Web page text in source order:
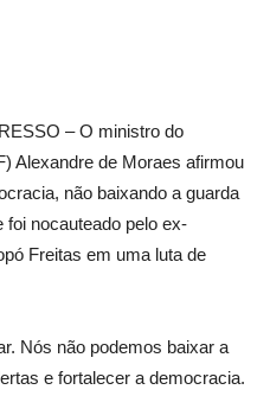
– O ministro do
Alexandre de Moraes afirmou
não baixando a guarda
nocauteado pelo ex-
Freitas em uma luta de
Nós não podemos baixar a
e fortalecer a democracia.